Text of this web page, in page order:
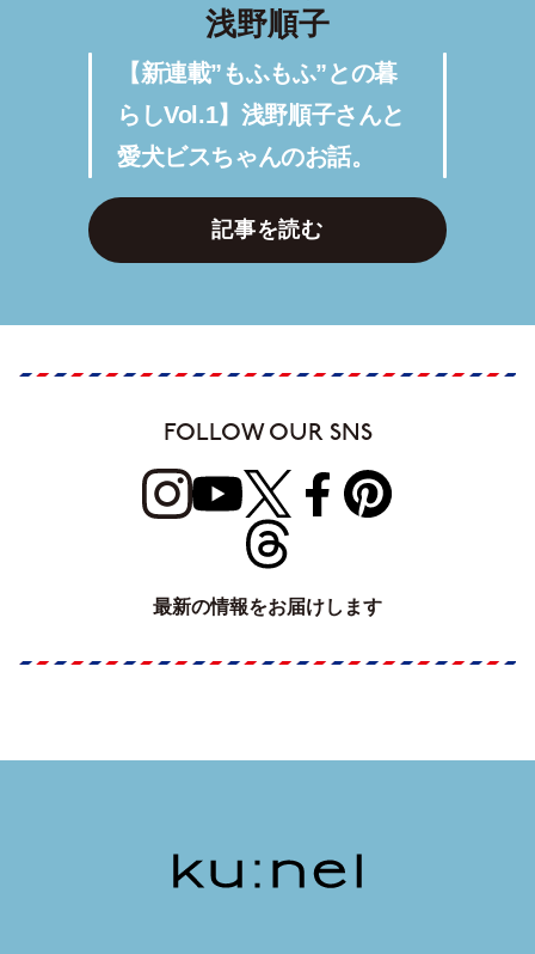
浅野順子
【新連載”もふもふ”との暮
らしVol.1】浅野順子さんと
愛犬ビスちゃんのお話。
記事を読む
FOLLOW OUR SNS
最新の情報をお届けします